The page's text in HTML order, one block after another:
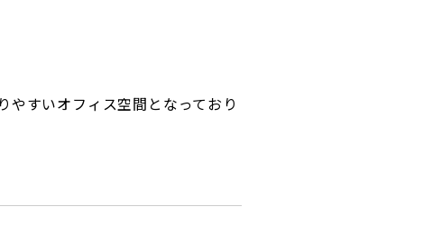
すいオフィス空間となっており